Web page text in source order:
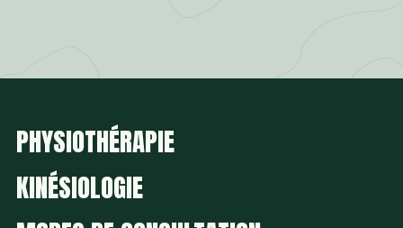
PHYSIOTHÉRAPIE
KINÉSIOLOGIE